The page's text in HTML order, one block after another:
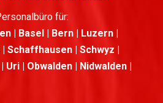
für:
| Basel | Bern | Luzern |
Schaffhausen | Schwyz |
| Obwalden | Nidwalden |